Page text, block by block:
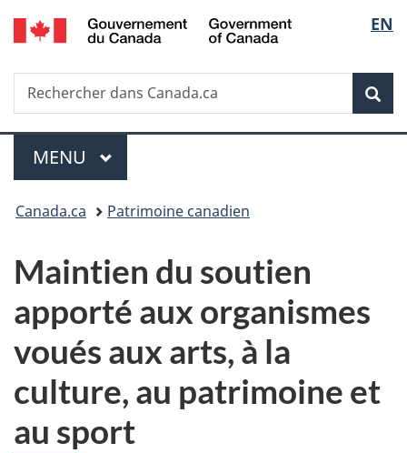
Passer
au
principal
Passer
à
Au
du
Passer
à
version
simplifiée
de
la
EN
Recherche
Rechercher
dans
Menu
MENU PRINCIPAL
Vous
ici :
Canada.ca Patrimoine canadien
Maintien du soutien
apporté aux organismes
voués aux arts, à la
culture, au patrimoine et
au sport